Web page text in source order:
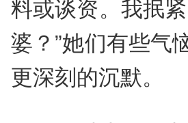
料或谈资。我抿
婆？”她们有些气
更深刻的沉默。